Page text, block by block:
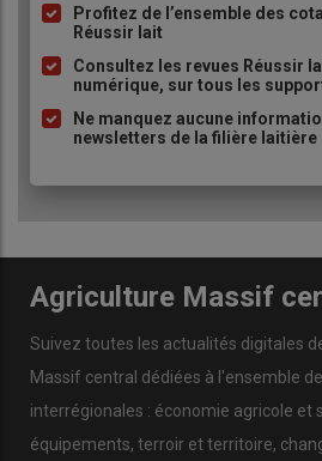
à
puce
Profitez de l’ensemble des
Réussir lait
Consultez les revues Réussir
numérique, sur tous les
Ne manquez aucune
newsletters de la filière laitière
Agriculture Massif
Suivez toutes les actualités digitales
Massif central dédiées à l'ensemble
interrégionales : économie agricole et
équipements, terroir et territoire,